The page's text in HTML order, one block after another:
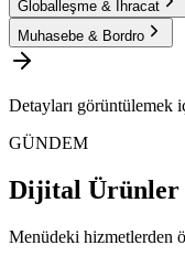
Globalleşme & İhracat
Muhasebe & Bordro
Detayları görüntülemek
GÜNDEM
Dijital Ürünler
Menüdeki hizmetlerden